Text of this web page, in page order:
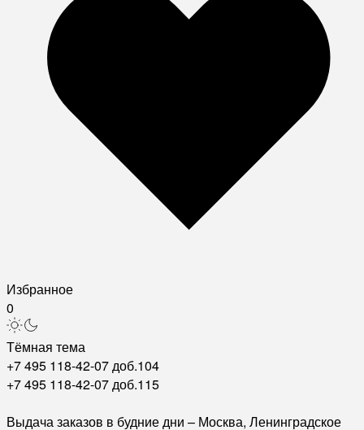
Избранное
0
Тёмная тема
+7 495 118-42-07 доб.104
+7 495 118-42-07 доб.115
Выдача заказов в будние дни – Москва, Ленинградское